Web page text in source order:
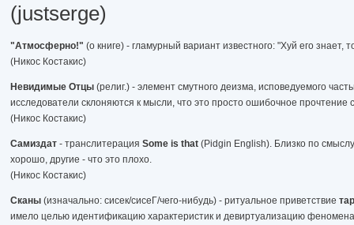
(justserge)
"Атмосферно!" (о книге) - гламурный вариант известного: "Хуй его знает,
(Никос Костакис)
Невидимые Отцы (религ.) - элемент смутного деизма, исповедуемого
исследователи склоняются к мысли, что это просто ошибочное
(Никос Костакис)
Самиздат - транслитерация Some is that (Pidgin English). Близко по
хорошо, другие - что это плохо.
(Никос Костакис)
Сканы (изначально: сисек/сисеГ/чего-нибудь) - ритуальное приветствие
имело целью идентификацию характеристик и девиртуализацию